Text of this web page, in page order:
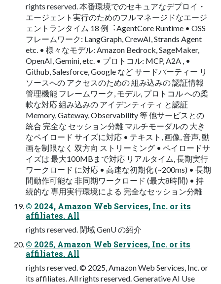
rights reserved. 本番環境でのセキュアなデプロイ・
エージェント実⾏のためのフルマネージドなエージ
ェントランタイム 18 例︓AgentCore Runtime • OSS
フレームワーク: LangGraph, CrewAI, Strands Agent
etc. • 様々なモデル: Amazon Bedrock, SageMaker,
OpenAI, Gemini, etc. • プロトコル: MCP, A2A , •
Github, Salesforce, Google など サードパーティー リ
ソースへの アクセスのための 組み込みの 認証情報
管理機能 フレームワーク, モデル, プロトコル への柔
軟な対応 組み込みの アイデンティティ と認証
Memory, Gateway, Observability 等 他サービスとの
統合 完全な セッション分離 マルチモーダルの ⼤き
なペイロード サイズに対応 • テキスト, 画像, ⾳声, 動
画を制限なく 双⽅向 ストリーミング • ペイロードサ
イズは 最⼤100MBまで対応 リアルタイム, ⻑期実⾏
ワークロード に対応 • ⾼速な初期化 (~200ms) • ⻑期
間動作可能な ⾮同期ワークロード (最⼤8時間) • 持
続的な 専⽤実⾏環境による 完全なセッション分離
© 2024, Amazon Web Services, Inc. or its
affiliates. All
rights reserved. 閉域 GenU の紹介
© 2025, Amazon Web Services, Inc. or its
affiliates. All
rights reserved. © 2025, Amazon Web Services, Inc. or
its affiliates. All rights reserved. Generative AI Use